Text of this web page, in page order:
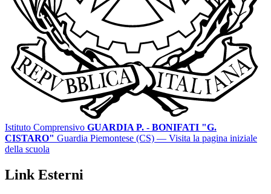
Istituto Comprensivo GUARDIA P. - BONIFATI "G.
CISTARO" Guardia Piemontese (CS) — Visita la pagina iniziale
della scuola
Link Esterni